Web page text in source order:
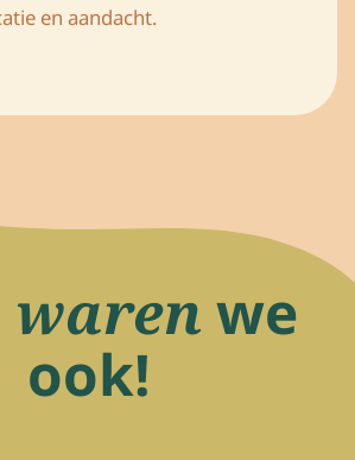
en aandacht.
waren we
ook!